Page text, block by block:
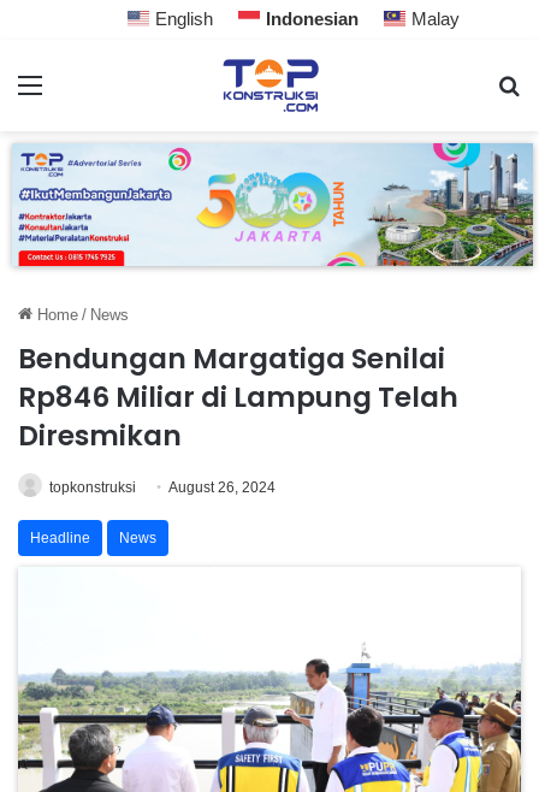
English Indonesian Malay
Home / News
Bendungan Margatiga Senilai
Rp846 Miliar di Lampung Telah
Diresmikan
topkonstruksi August 26, 2024
Headline News